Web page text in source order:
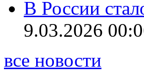
В России
9.03.2026
все новости